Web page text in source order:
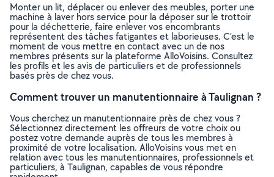
Monter un lit, déplacer ou enlever des meubles, porter une
machine à laver hors service pour la déposer sur le trottoir
pour la déchetterie, faire enlever vos encombrants
représentent des tâches fatigantes et laborieuses. C’est le
moment de vous mettre en contact avec un de nos
membres présents sur la plateforme AlloVoisins. Consultez
les profils et les avis de particuliers et de professionnels
basés près de chez vous.
Comment trouver un manutentionnaire à Taulignan ?
Vous cherchez un manutentionnaire près de chez vous ?
Sélectionnez directement les offreurs de votre choix ou
postez votre demande auprès de tous les membres à
proximité de votre localisation. AlloVoisins vous met en
relation avec tous les manutentionnaires, professionnels et
particuliers, à Taulignan, capables de vous répondre